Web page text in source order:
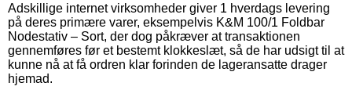
Adskillige internet virksomheder giver 1 hverdags levering
på deres primære varer, eksempelvis K&M 100/1 Foldbar
Nodestativ – Sort, der dog påkræver at transaktionen
gennemføres før et bestemt klokkeslæt, så de har udsigt til at
kunne nå at få ordren klar forinden de lageransatte drager
hjemad.